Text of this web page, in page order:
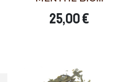
25,00 €